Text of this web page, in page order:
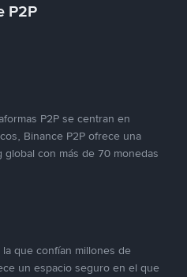
P2P
P2P se centran en
Binance P2P ofrece una
con más de 70 monedas
que confían millones de
un espacio seguro en el que